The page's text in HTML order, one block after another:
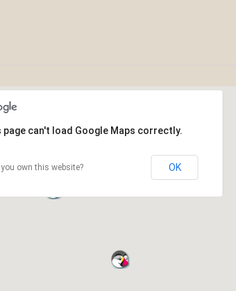
page can't load Google Maps correctly.
you own this website? OK